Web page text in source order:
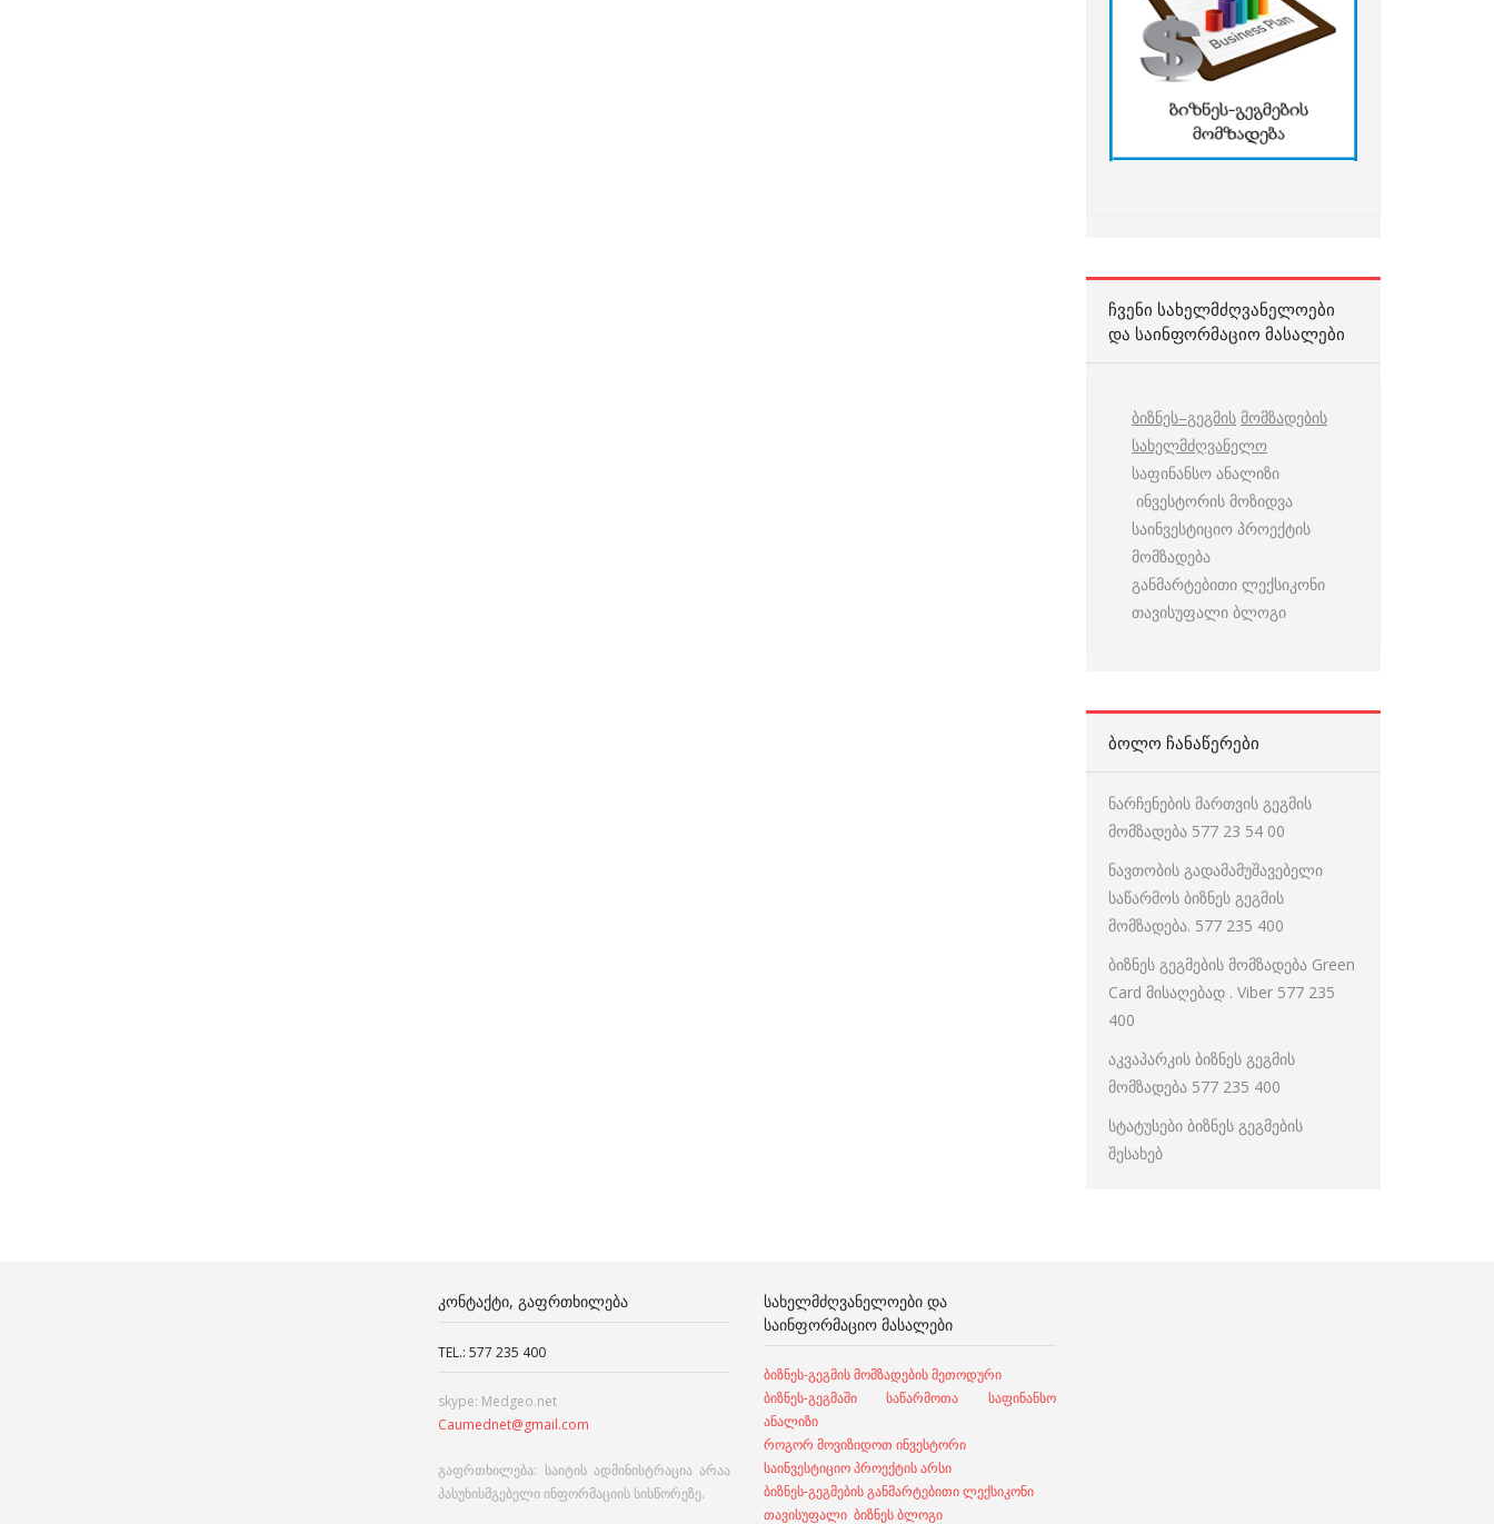
ᲩᲕᲔᲜᲘ ᲡᲐᲮᲔᲚᲛᲫᲦᲕᲐᲜᲔᲚᲝᲔᲑᲘ
ᲓᲐ ᲡᲐᲘᲜᲤᲝᲠᲛᲐᲪᲘᲝ ᲛᲐᲡᲐᲚᲔᲑᲘ
ბიზნეს–გეგმის მომზადების
სახელმძღვანელო
საფინანსო ანალიზი
ინვესტორის მოზიდვა
საინვესტიციო პროექტის
მომზადება
განმარტებითი ლექსიკონი
თავისუფალი ბლოგი
ᲑᲝᲚᲝ ᲩᲐᲜᲐᲬᲔᲠᲔᲑᲘ
ნარჩენების მართვის გეგმის
მომზადება 577 23 54 00
ნავთობის გადამამუშავებელი
საწარმოს ბიზნეს გეგმის
მომზადება. 577 235 400
ბიზნეს გეგმების მომზადება Green
Card მისაღებად . Viber 577 235
400
აკვაპარკის ბიზნეს გეგმის
მომზადება 577 235 400
სტატუსები ბიზნეს გეგმების
შესახებ
ᲙᲝᲜᲢᲐᲥᲢᲘ, ᲒᲐᲤᲠᲗᲮᲘᲚᲔᲑᲐ
TEL.: 577 235 400
skype: Medgeo.net
Caumednet@gmail.com
გაფრთხილება: საიტის ადმინისტრაცია არაა
პასუხისმგებელი ინფორმაციის სისწორეზე.
ᲡᲐᲮᲔᲚᲛᲫᲦᲕᲐᲜᲔᲚᲝᲔᲑᲘ ᲓᲐ
ᲡᲐᲘᲜᲤᲝᲠᲛᲐᲪᲘᲝ ᲛᲐᲡᲐᲚᲔᲑᲘ
ბიზნეს-გეგმის მომზადების მეთოდური
ბიზნეს-გეგმაში საწარმოთა საფინანსო
ანალიზი
როგორ მოვიზიდოთ ინვესტორი
საინვესტიციო პროექტის არსი
ბიზნეს-გეგმების განმარტებითი ლექსიკონი
თავისუფალი ბიზნეს ბლოგი